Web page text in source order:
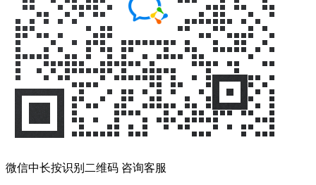
微信中长按识别二维码 咨询客服